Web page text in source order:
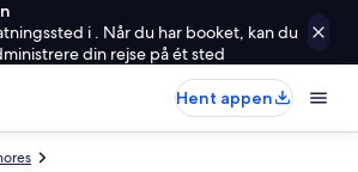
i . Når du har booket, kan du
din rejse på ét sted
Hent appen